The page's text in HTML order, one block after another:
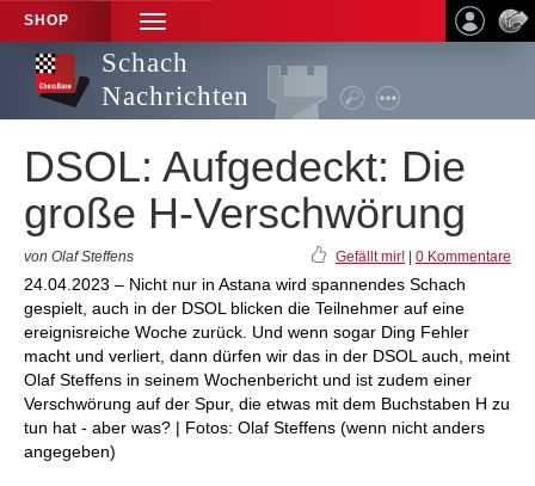
SHOP
TOGGLE
NAVIGATION
Schach
Nachrichten
DSOL: Aufgedeckt: Die
große H-Verschwörung
von Olaf Steffens Gefällt mir! 0 Kommentare
24.04.2023 – Nicht nur in Astana wird spannendes Schach
gespielt, auch in der DSOL blicken die Teilnehmer auf eine
ereignisreiche Woche zurück. Und wenn sogar Ding Fehler
macht und verliert, dann dürfen wir das in der DSOL auch, meint
Olaf Steffens in seinem Wochenbericht und ist zudem einer
Verschwörung auf der Spur, die etwas mit dem Buchstaben H zu
tun hat - aber was? | Fotos: Olaf Steffens (wenn nicht anders
angegeben)